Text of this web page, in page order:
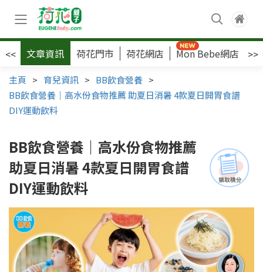
<< 文章資訊 荷花門市 荷花網店 Mon Bebe網店 >>
主頁 > 育兒資訊 > BB飲食營養 >
BB飲食營養｜高水份食物推薦 助夏日消暑 4款夏日開胃食譜
DIY運動飲料
BB飲食營養｜高水份食物推薦
助夏日消暑 4款夏日開胃食譜
DIY運動飲料